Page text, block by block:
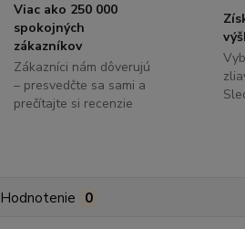
Viac ako 250 000
spokojných
zákazníkov
Zákazníci nám dôverujú
– presvedčte sa sami a
prečítajte si recenzie
Hodnotenie 0